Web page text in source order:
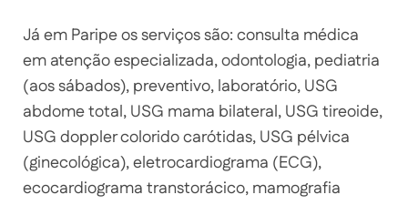
Já em Paripe os serviços são: consulta médica
em atenção especializada, odontologia, pediatria
(aos sábados), preventivo, laboratório, USG
abdome total, USG mama bilateral, USG tireoide,
USG doppler colorido carótidas, USG pélvica
(ginecológica), eletrocardiograma (ECG),
ecocardiograma transtorácico, mamografia